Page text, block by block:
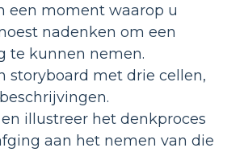
een moment waarop u
nadenken om een
te kunnen nemen.
storyboard met drie cellen,
illustreer het denkproces
aan het nemen van die